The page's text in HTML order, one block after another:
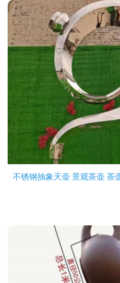
不锈钢抽象天壶 景观茶壶 茶